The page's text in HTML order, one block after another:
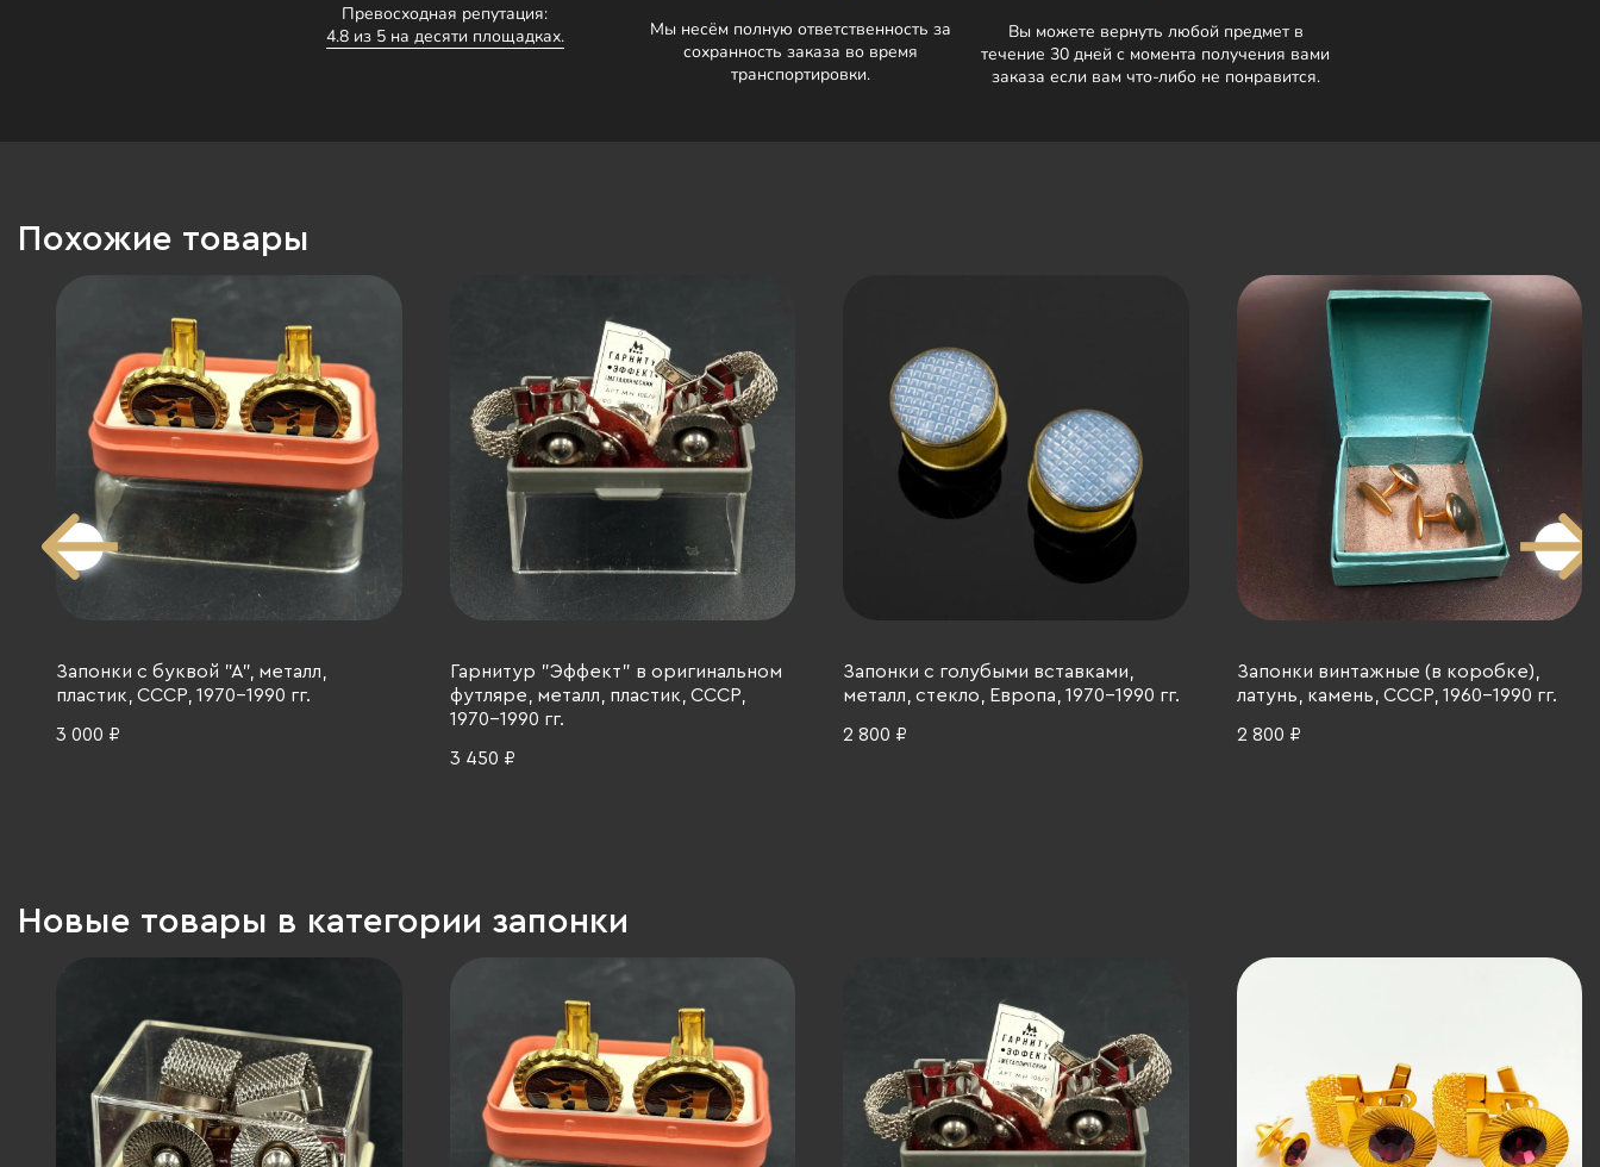
Превосходная репутация:
4.8 из 5 на десяти площадках.
Мы несём полную ответственность за
сохранность заказа во время
транспортировки.
Вы можете вернуть любой предмет в
течение 30 дней с момента получения вами
заказа если вам что-либо не понравится.
Похожие товары
Запонки с буквой "А", металл,
пластик, СССР, 1970-1990 гг.
3 000 ₽
Гарнитур "Эффект" в оригинальном
футляре, металл, пластик, СССР,
1970-1990 гг.
3 450 ₽
Запонки с голубыми вставками,
металл, стекло, Европа, 1970-1990 гг.
2 800 ₽
Запонки винтажные (в коробке),
латунь, камень, СССР, 1960-1990 гг.
2 800 ₽
Новые товары в категории запонки